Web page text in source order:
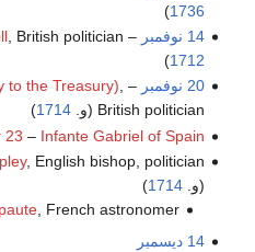
1736
)
14 نوفمبر
– , British politician (و.
1712
)
20 نوفمبر
–
to the Treasury),
British politician (و.
1714
)
23 – Infante Gabriel of Spain
, English bishop, politician
(و.1714
)
, French astronomer (و.
14 ديسمبر